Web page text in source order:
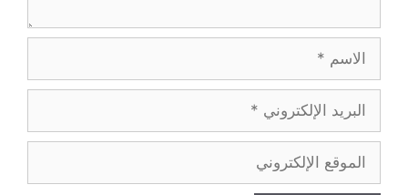
الإلكتروني
الإلكتروني